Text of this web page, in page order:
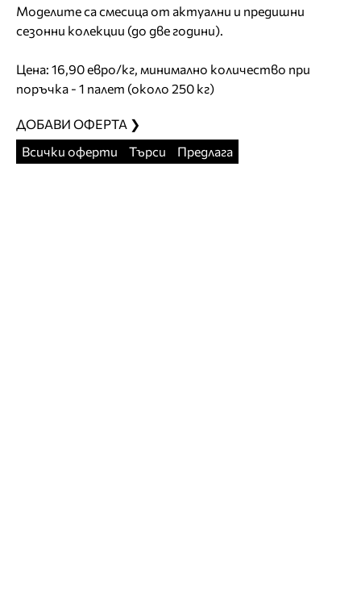
Моделите са смесица от актуални и предишни
сезонни колекции (до две години).
Цена: 16,90 евро/кг, минимално количество при
поръчка - 1 палет (около 250 кг)
ДОБАВИ ОФЕРТА ❯
Всички оферти
Търси Предлага